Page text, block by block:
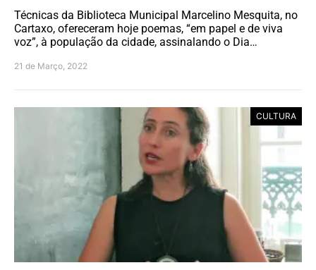
Técnicas da Biblioteca Municipal Marcelino Mesquita, no
Cartaxo, ofereceram hoje poemas, “em papel e de viva
voz”, à população da cidade, assinalando o Dia…
21 de Março, 2022
CULTURA